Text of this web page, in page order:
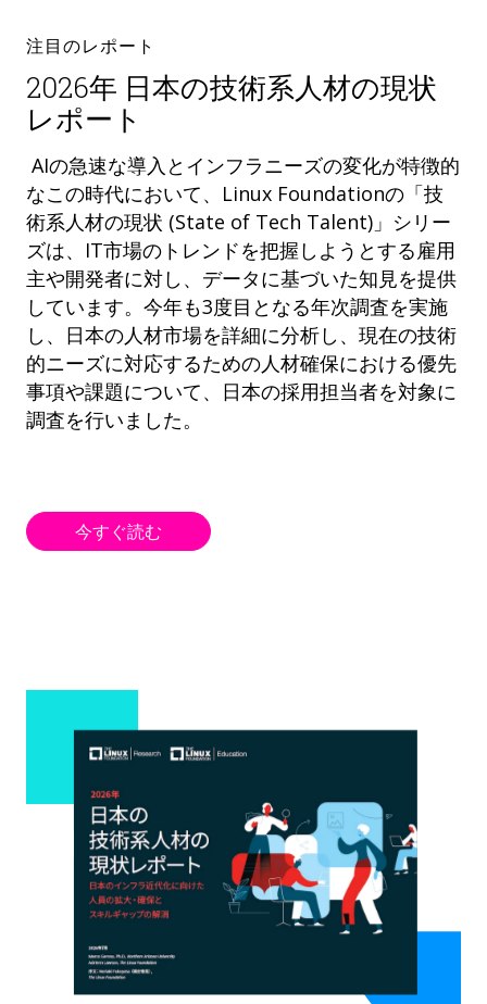
注目のレポート
2026年 日本の技術系人材の現状
レポート
AIの急速な導入とインフラニーズの変化が特徴的
なこの時代において、Linux Foundationの「技
術系人材の現状 (State of Tech Talent)」シリー
ズは、IT市場のトレンドを把握しようとする雇用
主や開発者に対し、データに基づいた知見を提供
しています。今年も3度目となる年次調査を実施
し、日本の人材市場を詳細に分析し、現在の技術
的ニーズに対応するための人材確保における優先
事項や課題について、日本の採用担当者を対象に
調査を行いました。
今すぐ読む